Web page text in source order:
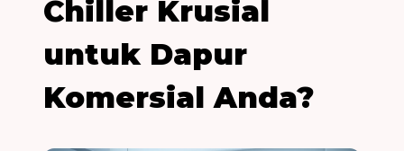
Chiller Krusial
untuk Dapur
Komersial Anda?